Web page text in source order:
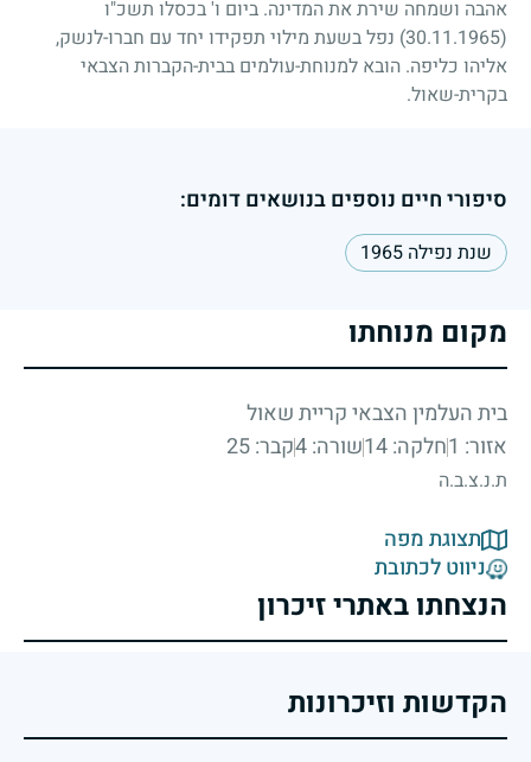
אהבה ושמחה שירת את המדינה. ביום ו' בכסלו תשכ"ו
(30.11.1965)
נפל בשעת מילוי תפקידו יחד עם חברו-לנשק,
אליהו כליפה. הובא למנוחת-עולמים בבית-הקברות הצבאי
בקרית-שאול.
סיפורי חיים נוספים בנושאים דומים:
שנת נפילה 1965
מקום מנוחתו
בית העלמין הצבאי קריית שאול
אזור: 1
חלקה: 14 שורה: 4 קבר: 25
ת.נ.צ.ב.ה
תצוגת מפה
ניווט לכתובת
הנצחתו באתרי זיכרון
הקדשות וזיכרונות